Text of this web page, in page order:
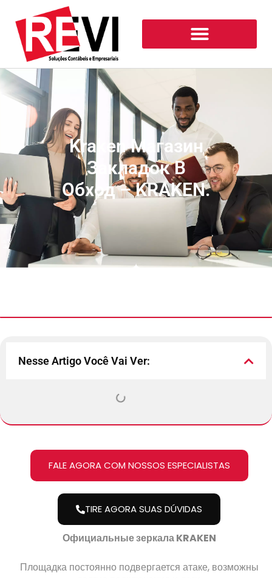
Kraken Магазин
Закладок В
Обход – KRAKEN.
Nesse Artigo Você Vai Ver:
FALE AGORA COM NOSSOS ESPECIALISTAS
TIRE AGORA SUAS DÚVIDAS
Официальные зеркала KRAKEN
Площадка постоянно подвергается атаке, возможны